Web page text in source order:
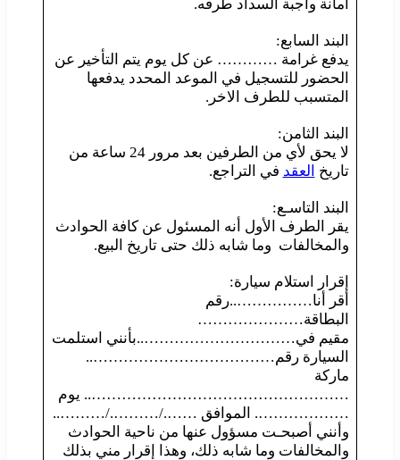
أمانة واجبة السداد طرفه.
البند السابع:
يدفع غرامة ………… عن كل يوم يتم التأخير عن
الحضور للتسجيل في الموعد المحدد يدفعها
المتسبب للطرف الاخر.
البند الثامن:
لا يحق لأي من الطرفين بعد مرور 24 ساعة من
تاريخ العقد في التراجع.
البند التاسـع:
يقر الطرف الأول أنه المسئول عن كافة الحوادث
والمخالفات وما شابه ذلك حتى تاريخ البيع.
إقرار استلام سيارة:
أقر أنا……………..رقم
البطاقة…………………
مقيم في…………………………..بأنني استلمت
السيارة رقم………………………………..
ماركة
…………………………………………….. يوم
………………. الموافق ……./………./………..
وأنني أصبحـت مسؤول عنها من ناحية الحوادث
والمخالفات وما شابه ذلك، وهذا إقرار مني بذلك